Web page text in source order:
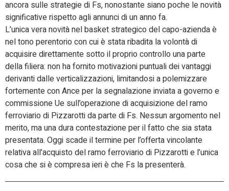
ancora sulle strategie di Fs, nonostante siano poche le novità
significative rispetto agli annunci di un anno fa.
L’unica vera novità nel basket strategico del capo-azienda è
nel tono perentorio con cui è stata ribadita la volontà di
acquisire direttamente sotto il proprio controllo una parte
della filiera: non ha fornito motivazioni puntuali dei vantaggi
derivanti dalle verticalizzazioni, limitandosi a polemizzare
fortemente con Ance per la segnalazione inviata a governo e
commissione Ue sull’operazione di acquisizione del ramo
ferroviario di Pizzarotti da parte di Fs. Nessun argomento nel
merito, ma una dura contestazione per il fatto che sia stata
presentata. Oggi scade il termine per l’offerta vincolante
relativa all’acquisto del ramo ferroviario di Pizzarotti e l’unica
cosa che si è compresa ieri è che Fs la presenterà.